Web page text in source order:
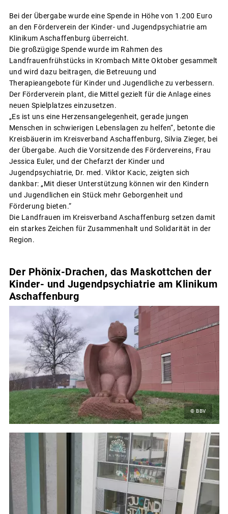
Bei der Übergabe wurde eine Spende in Höhe von 1.200 Euro
an den Förderverein der Kinder- und Jugendpsychiatrie am
Klinikum Aschaffenburg überreicht.
Die großzügige Spende wurde im Rahmen des
Landfrauenfrühstücks in Krombach Mitte Oktober gesammelt
und wird dazu beitragen, die Betreuung und
Therapieangebote für Kinder und Jugendliche zu verbessern.
Der Förderverein plant, die Mittel gezielt für die Anlage eines
neuen Spielplatzes einzusetzen.
„Es ist uns eine Herzensangelegenheit, gerade jungen
Menschen in schwierigen Lebenslagen zu helfen“, betonte die
Kreisbäuerin im Kreisverband Aschaffenburg, Silvia Zieger, bei
der Übergabe. Auch die Vorsitzende des Fördervereins, Frau
Jessica Euler, und der Chefarzt der Kinder und
Jugendpsychiatrie, Dr. med. Viktor Kacic, zeigten sich
dankbar: „Mit dieser Unterstützung können wir den Kindern
und Jugendlichen ein Stück mehr Geborgenheit und
Förderung bieten.“
Die Landfrauen im Kreisverband Aschaffenburg setzen damit
ein starkes Zeichen für Zusammenhalt und Solidarität in der
Region.
Der Phönix-Drachen, das Maskottchen der
Kinder- und Jugendpsychiatrie am Klinikum
Aschaffenburg
© BBV